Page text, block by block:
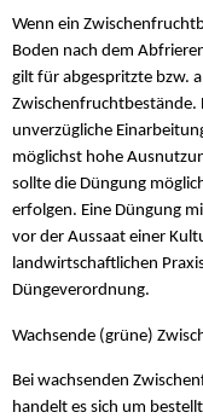
Wenn ein
Boden nach dem
gilt für abgespritzte bzw.
Zwischenfruchtbestände.
unverzügliche
möglichst hohe
sollte die Düngung
erfolgen. Eine Düngung
vor der Aussaat einer
landwirtschaftlichen
Düngeverordnung.
Wachsende (grüne)
Bei wachsenden
handelt es sich um